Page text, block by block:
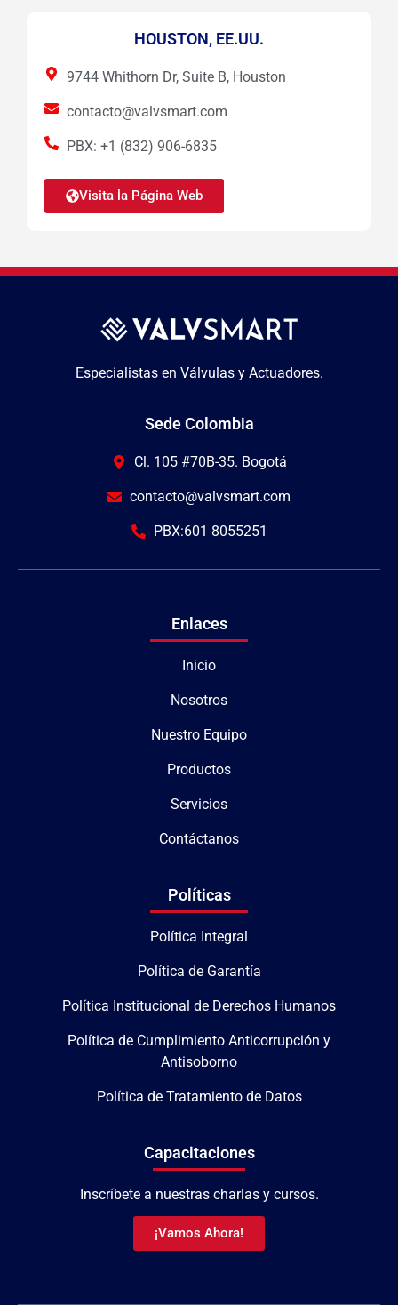
HOUSTON, EE.UU.
9744 Whithorn Dr, Suite B, Houston
contacto@valvsmart.com
PBX: +1 (832) 906-6835
Visita la Página Web
Especialistas en Válvulas y Actuadores.
Sede Colombia
Cl. 105 #70B-35. Bogotá
contacto@valvsmart.com
PBX:601 8055251
Enlaces
Inicio
Nosotros
Nuestro Equipo
Productos
Servicios
Contáctanos
Políticas
Política Integral
Política de Garantía
Política Institucional de Derechos Humanos
Política de Cumplimiento Anticorrupción y
Antisoborno
Política de Tratamiento de Datos
Capacitaciones
Inscríbete a nuestras charlas y cursos.
¡Vamos Ahora!